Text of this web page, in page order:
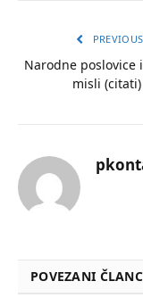
Narodne poslovice
misli
POVEZANI